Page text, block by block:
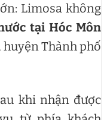
Limosa không
tại Hóc Môn
huyện Thành phố
khi nhận được